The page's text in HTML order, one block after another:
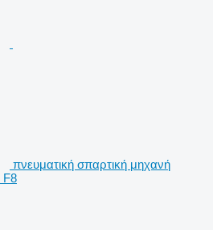
πνευματική σπαρτική μηχανή
F8